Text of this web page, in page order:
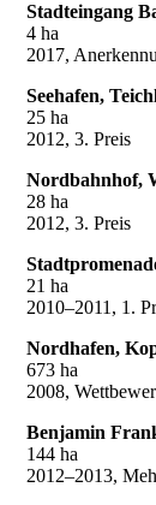
Stadteingang
4 ha
2017,
Seehafen,
25 ha
2012, 3. Preis
Nordbahnhof,
28 ha
2012, 3. Preis
21 ha
2010–2011, 1.
Nordhafen,
673 ha
2008,
Benjamin
144 ha
2012–2013,